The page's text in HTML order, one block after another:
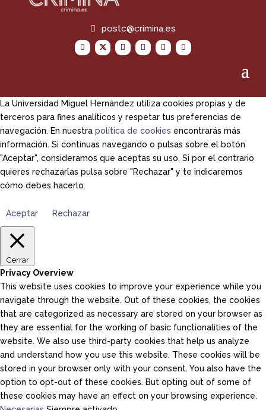
postc@crimina.es
La Universidad Miguel Hernández utiliza cookies propias y de
terceros para fines analíticos y respetar tus preferencias de
navegación. En nuestra política de cookies encontrarás más
información. Si continuas navegando o pulsas sobre el botón
"Aceptar", consideramos que aceptas su uso. Si por el contrario
quieres rechazarlas pulsa sobre "Rechazar" y te indicaremos
cómo debes hacerlo.
Aceptar Rechazar
Cerrar
Privacy Overview
This website uses cookies to improve your experience while you
navigate through the website. Out of these cookies, the cookies
that are categorized as necessary are stored on your browser as
they are essential for the working of basic functionalities of the
website. We also use third-party cookies that help us analyze
and understand how you use this website. These cookies will be
stored in your browser only with your consent. You also have the
option to opt-out of these cookies. But opting out of some of
these cookies may have an effect on your browsing experience.